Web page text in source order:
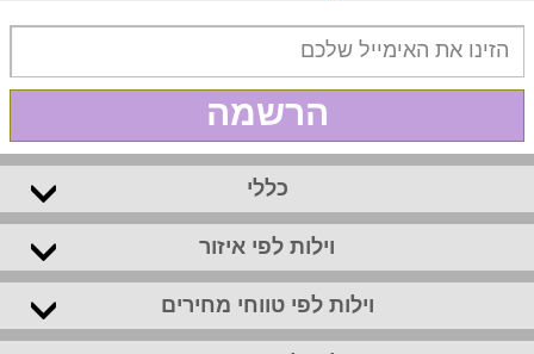
הרשמה
כללי
וילות לפי איזור
וילות לפי טווחי מחירים